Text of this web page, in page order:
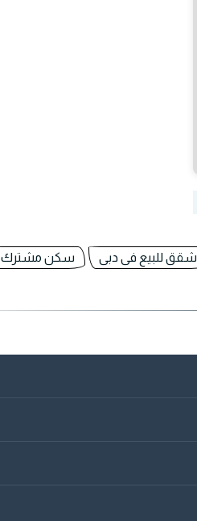
شقق للبيع فى دبى سكن مشترك